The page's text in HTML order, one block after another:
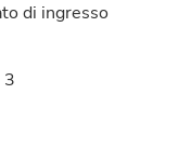
di ingresso
3